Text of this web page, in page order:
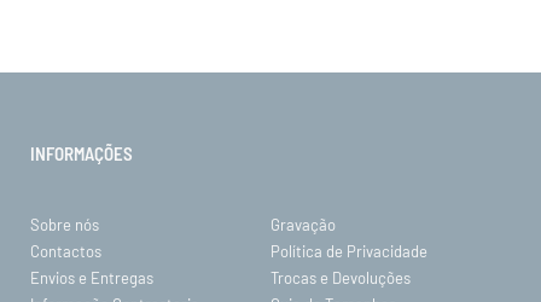
INFORMAÇÕES
Sobre nós
Gravação
Contactos
Política de Privacidade
Envios e Entregas
Trocas e Devoluções